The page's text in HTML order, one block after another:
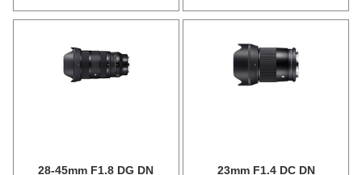
28-45mm F1.8 DG DN 23mm F1.4 DC DN